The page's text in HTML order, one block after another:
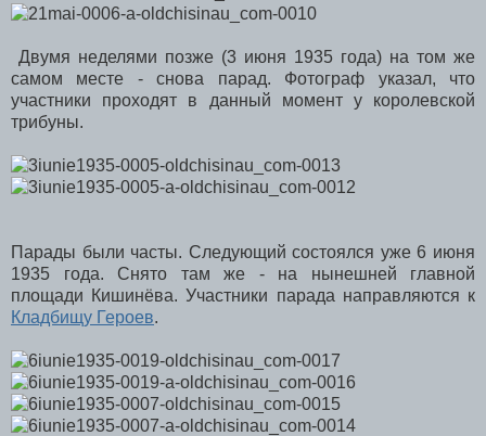
Двумя неделями позже (3 июня 1935 года) на том же
самом месте - снова парад. Фотограф указал, что
участники проходят в данный момент у королевской
трибуны.
Парады были часты. Следующий состоялся уже 6 июня
1935 года. Снято там же - на нынешней главной
площади Кишинёва. Участники парада направляются к
Кладбищу Героев.